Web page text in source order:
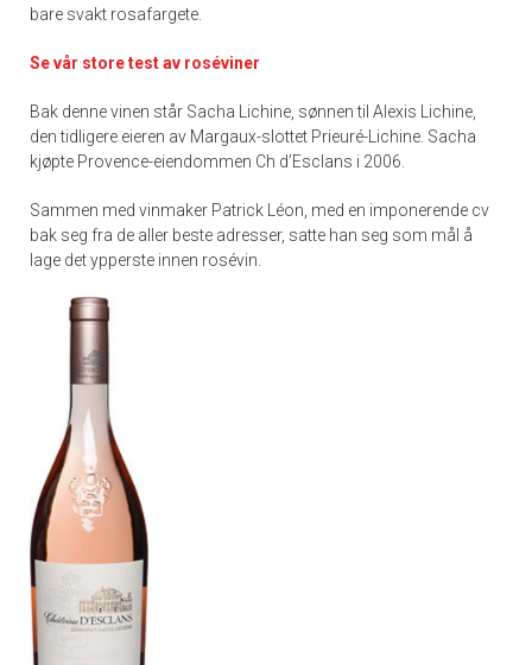
bare svakt rosafargete.
Se vår store test av roséviner
Bak denne vinen står Sacha Lichine, sønnen til Alexis Lichine,
den tidligere eieren av Margaux-slottet Prieuré-Lichine. Sacha
kjøpte Provence-eiendommen Ch d’Esclans i 2006.
Sammen med vinmaker Patrick Léon, med en imponerende cv
bak seg fra de aller beste adresser, satte han seg som mål å
lage det ypperste innen rosévin.